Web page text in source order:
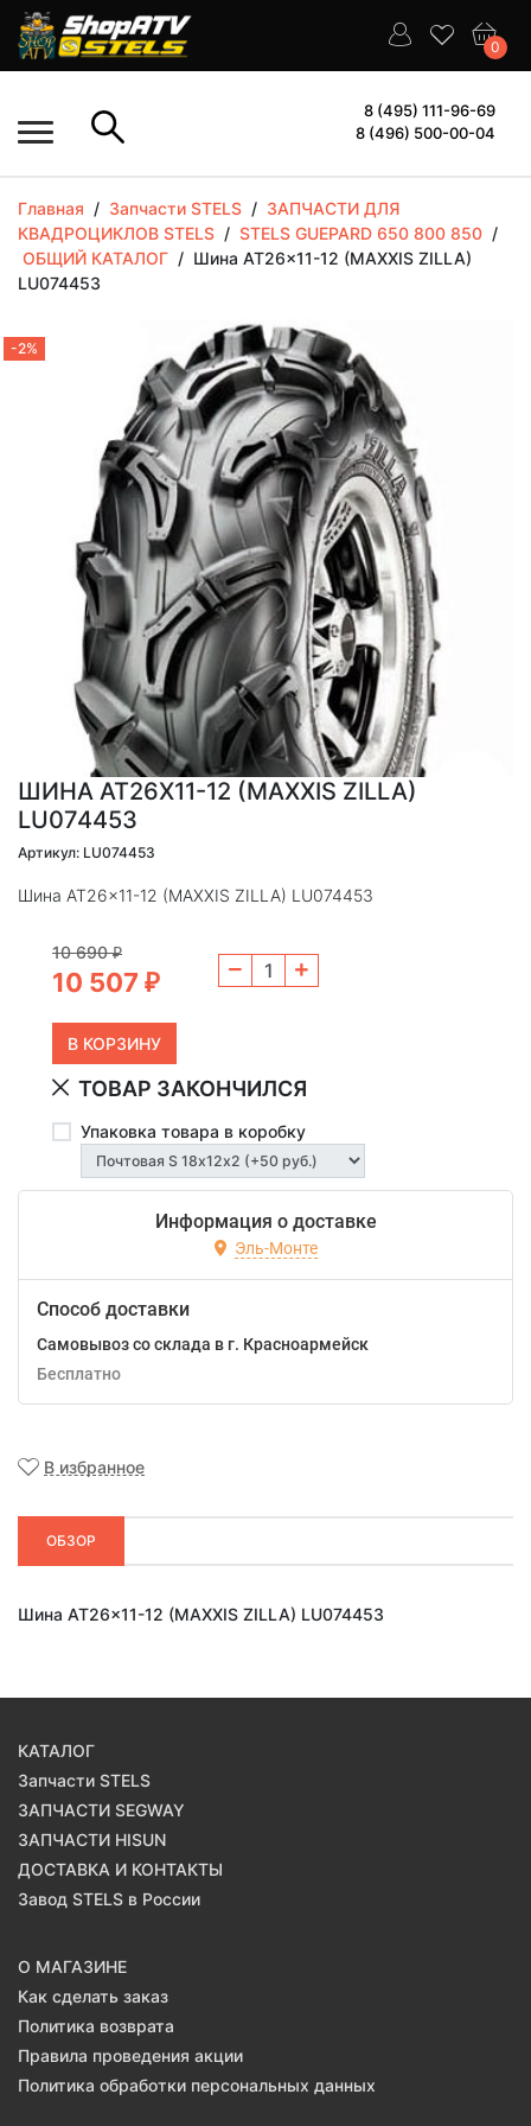
0
8 (495) 111-96-69
8 (496) 500-00-04
Главная / Запчасти STELS / ЗАПЧАСТИ ДЛЯ
КВАДРОЦИКЛОВ STELS / STELS GUEPARD 650 800 850 /
ОБЩИЙ КАТАЛОГ / Шина AT26x11-12 (MAXXIS ZILLA)
LU074453
-2%
ШИНА AT26X11-12 (MAXXIS ZILLA)
LU074453
Артикул: LU074453
Шина AT26x11-12 (MAXXIS ZILLA) LU074453
10 690₽
10 507 ₽
ТОВАР ЗАКОНЧИЛСЯ
Упаковка товара в коробку
Информация о доставке
Эль-Монте
Способ доставки
Самовывоз со склада в г. Красноармейск
Бесплатно
В избранное
ОБЗОР
Шина AT26x11-12 (MAXXIS ZILLA) LU074453
КАТАЛОГ
Запчасти STELS
ЗАПЧАСТИ SEGWAY
ЗАПЧАСТИ HISUN
ДОСТАВКА И КОНТАКТЫ
Завод STELS в России
О МАГАЗИНЕ
Как сделать заказ
Политика возврата
Правила проведения акции
Политика обработки персональных данных